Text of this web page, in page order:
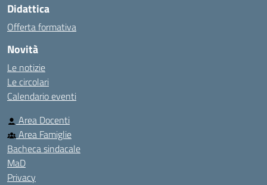
Didattica
Offerta formativa
Novità
Le notizie
Le circolari
Calendario eventi
Area Docenti
Area Famiglie
Bacheca sindacale
MaD
Privacy